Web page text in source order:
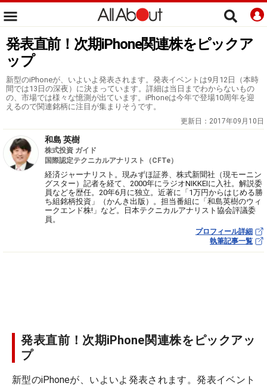
発表直前！次期iPhone関連株をピックア
ップ
新型のiPhoneが、いよいよ発表されます。発表イベントは9月12日（本時
間では13日の深夜）に決まっています。詳細は当日までわからないもの
の、市場では様々な憶測が出ています。iPhoneは今年で登場10周年を迎
えるので関連銘柄に注目が集まりそうです。
更新日： 2017年09月10日
和島 英樹
株式投資 ガイド
国際認定テクニカルアナリスト（CFTe）
経済ジャーナリスト。現みずほ証券、株式新聞社（現モーニン
グスター）記者を経て、2000年にラジオNIKKEIに入社。解説委
員などを歴任。20年6月に独立。近著に「1万円からはじめる勝
ち組銘柄投資」（かんき出版）。担当番組に「和島英樹のウィ
ークエンド株!」など。日本テクニカルアナリスト協会評議委
員。
プロフィール詳細
執筆記事一覧
発表直前！次期iPhone関連株をピックアッ
プ
新型のiPhoneが、いよいよ発表されます。発表イベント